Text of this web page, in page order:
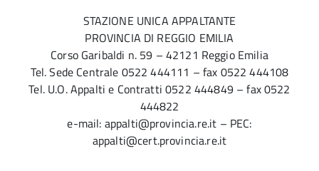
STAZIONE UNICA APPALTANTE
PROVINCIA DI REGGIO EMILIA
Corso Garibaldi n. 59 – 42121 Reggio Emilia
Tel. Sede Centrale 0522 444111 – fax 0522 444108
Tel. U.O. Appalti e Contratti 0522 444849 – fax 0522
444822
e-mail: appalti@provincia.re.it – PEC:
appalti@cert.provincia.re.it